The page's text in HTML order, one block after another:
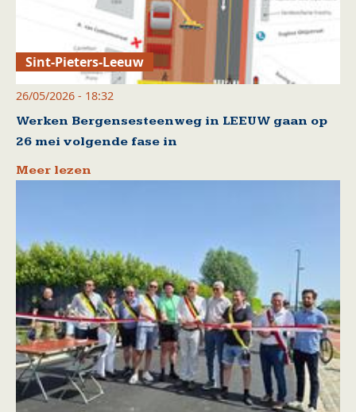
Sint-Pieters-Leeuw
26/05/2026 - 18:32
Werken Bergensesteenweg in LEEUW gaan op
26 mei volgende fase in
Meer lezen